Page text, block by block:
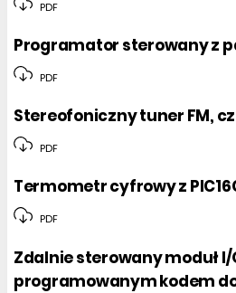
PDF
Programator sterowany z
PDF
Stereofoniczny tuner FM,
PDF
Termometr cyfrowy z
PDF
Zdalnie sterowany moduł I/
programowanym kodem